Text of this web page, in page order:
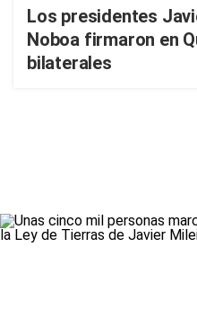
Los presidentes
Noboa firmaron en
bilaterales